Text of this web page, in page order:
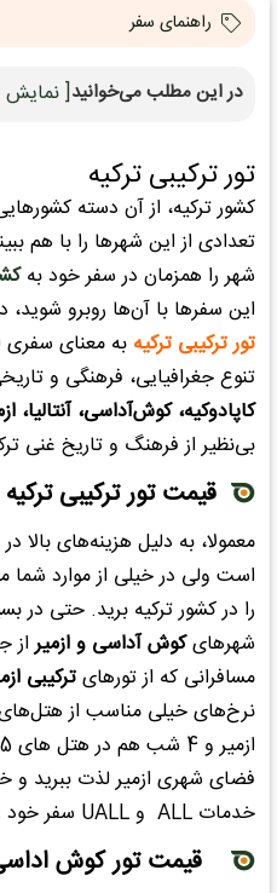
راهنمای سفر
در این مطلب می‌خوانید[ نمایش
تور ترکیبی ترکیه
کشور ترکیه، از آن دسته
تعدادی از این شهرها را با هم
شهر را همزمان در سفر خود به
این سفرها با آن‌ها روبرو
تور ترکیبی ترکیه به معنای سفری
تنوع جغرافیایی، فرهنگی و
کاپادوکیه، کوش‌آداسی، آنتالیا،
بی‌نظیر از فرهنگ و تاریخ غنی
قیمت تور ترکیبی ترکیه
معمولا، به دلیل هزینه‌های
است ولی در خیلی از موارد
را در کشور ترکیه برید. حتی در
شهرهایکوش آداسی و ازمیراز
مسافرانی که از تورهایترکیبی
فضای شهری ازمیر لذت ببرید و
خدمات ALL و UALL سفر خود را جذاب تر کنید. علاوه بر آن از تفریحات آبی هتل های کوش آداسی هم استفاده کنید.
قیمت تور کوش